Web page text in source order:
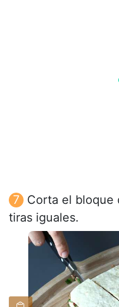
Corta el bloque
tiras iguales.